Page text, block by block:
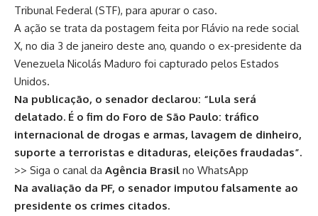
Tribunal Federal (STF), para apurar o caso.
A ação se trata da postagem feita por Flávio na rede social
X, no dia 3 de janeiro deste ano, quando o ex-presidente da
Venezuela Nicolás Maduro foi capturado pelos Estados
Unidos.
Na publicação, o senador declarou: “Lula será
delatado. É o fim do Foro de São Paulo: tráfico
internacional de drogas e armas, lavagem de dinheiro,
suporte a terroristas e ditaduras, eleições fraudadas”.
>> Siga o canal da Agência Brasil no WhatsApp
Na avaliação da PF, o senador imputou falsamente ao
presidente os crimes citados.